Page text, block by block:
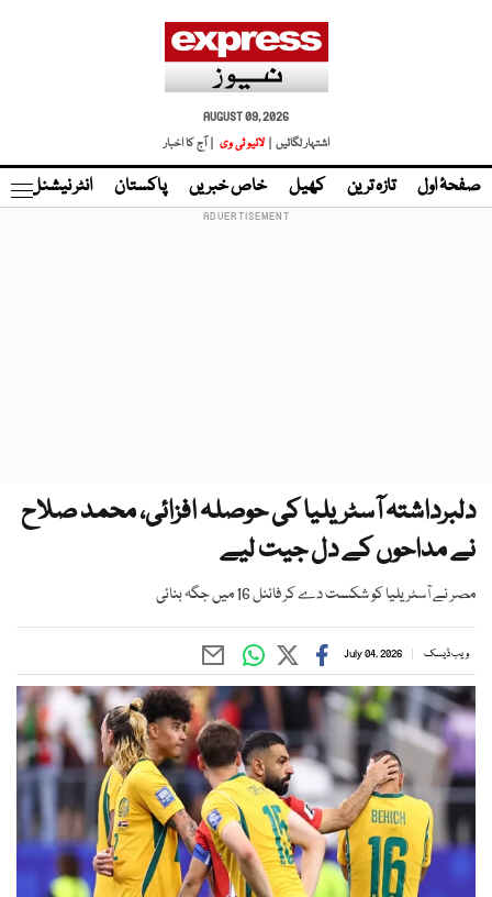
AUGUST 09, 2026
اشتہار لگائیں |
لائیو ٹی وی | آج کا اخبار
صفحۂ اول تازہ ترین کھیل خاص خبریں پاکستان انٹر نیشنل
دلبرداشتہ آسٹریلیا کی حوصلہ افزائی، محمد صلاح
نے مداحوں کے دل جیت لیے
مصر نے آسٹریلیا کو شکست دے کر فائنل 16 میں جگہ بنائی
ویب ڈیسک July 04, 2026